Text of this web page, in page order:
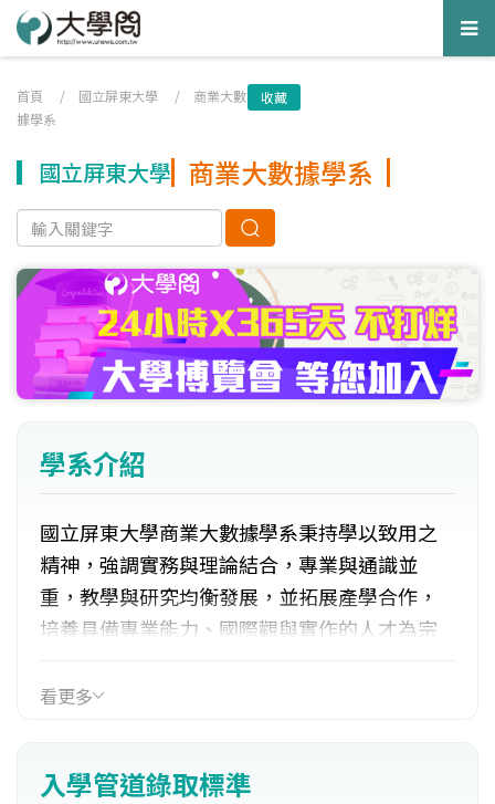
首頁 / 國立屏東大學 / 商業大數
據學系
收藏
國立屏東大學 商業大數據學系
學系介紹
國立屏東大學商業大數據學系秉持學以致用之
精神，強調實務與理論結合，專業與通識並
重，教學與研究均衡發展，並拓展產學合作，
培養具備專業能力、國際觀與實作的人才為宗
模組課程。透過商業四流(商流、物流、資訊流
「資訊科技應用」以及「產銷整合創新能力」
看更多
入學管道錄取標準